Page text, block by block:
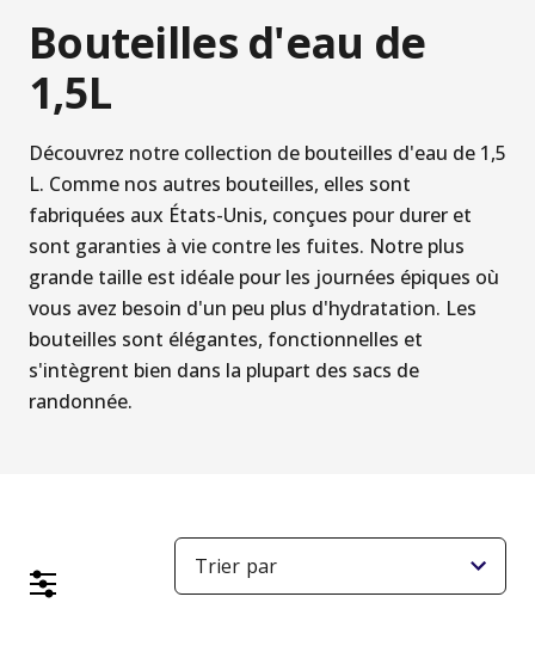
Bouteilles d'eau de
1,5L
Découvrez notre collection de bouteilles d'eau de 1,5
L. Comme nos autres bouteilles, elles sont
fabriquées aux États-Unis, conçues pour durer et
sont garanties à vie contre les fuites. Notre plus
grande taille est idéale pour les journées épiques où
vous avez besoin d'un peu plus d'hydratation. Les
bouteilles sont élégantes, fonctionnelles et
s'intègrent bien dans la plupart des sacs de
randonnée.